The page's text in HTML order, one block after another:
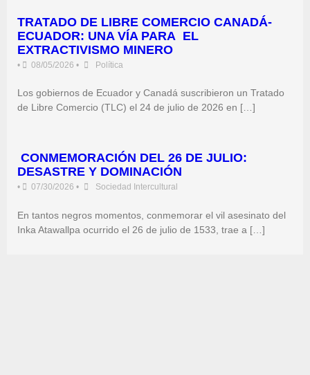
TRATADO DE LIBRE COMERCIO CANADÁ-
ECUADOR: UNA VÍA PARA EL
EXTRACTIVISMO MINERO
• 08/05/2026 • Política
Los gobiernos de Ecuador y Canadá suscribieron un Tratado
de Libre Comercio (TLC) el 24 de julio de 2026 en […]
CONMEMORACIÓN DEL 26 DE JULIO:
DESASTRE Y DOMINACIÓN
• 07/30/2026 • Sociedad Intercultural
En tantos negros momentos, conmemorar el vil asesinato del
Inka Atawallpa ocurrido el 26 de julio de 1533, trae a […]